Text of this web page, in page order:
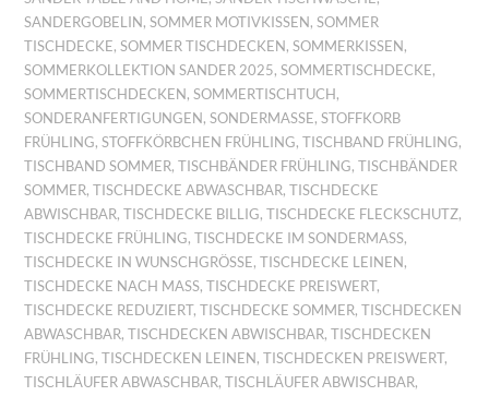
SANDERGOBELIN ,SOMMER MOTIVKISSEN ,SOMMER
TISCHDECKE,SOMMER TISCHDECKEN ,SOMMERKISSEN ,
SOMMERKOLLEKTION SANDER 2025,SOMMERTISCHDECKE,
SOMMERTISCHDECKEN ,SOMMERTISCHTUCH ,
SONDERANFERTIGUNGEN ,SONDERMASSE ,STOFFKORB
FRÜHLING,STOFFKÖRBCHEN FRÜHLING,TISCHBAND FRÜHLING,
TISCHBAND SOMMER,TISCHBÄNDER FRÜHLING,TISCHBÄNDER
SOMMER,TISCHDECKE ABWASCHBAR,TISCHDECKE
ABWISCHBAR,TISCHDECKE BILLIG,TISCHDECKE FLECKSCHUTZ,
TISCHDECKE FRÜHLING,TISCHDECKE IM SONDERMASS ,
TISCHDECKE IN WUNSCHGRÖSSE ,TISCHDECKE LEINEN ,
TISCHDECKE NACH MASS ,TISCHDECKE PREISWERT,
TISCHDECKE REDUZIERT,TISCHDECKE SOMMER,TISCHDECKEN
ABWASCHBAR,TISCHDECKEN ABWISCHBAR,TISCHDECKEN
FRÜHLING,TISCHDECKEN LEINEN ,TISCHDECKEN PREISWERT,
TISCHLÄUFER ABWASCHBAR,TISCHLÄUFER ABWISCHBAR,